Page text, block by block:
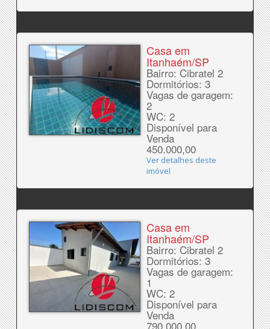
Casa em
Itanhaém/SP
Bairro: Cibratel 2
Dormitórios: 3
Vagas de garagem:
2
WC: 2
Disponível para
Venda
450.000,00
Ver detalhes deste
imóvel
Casa em
Itanhaém/SP
Bairro: Cibratel 2
Dormitórios: 3
Vagas de garagem:
1
WC: 2
Disponível para
Venda
790.000,00